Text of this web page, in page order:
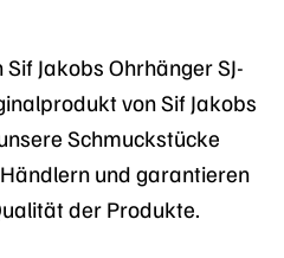
Jakobs Ohrhänger SJ-
von Sif Jakobs
Schmuckstücke
und garantieren
der Produkte.